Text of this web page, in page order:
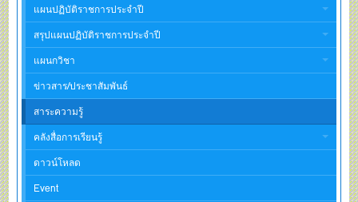
แผนปฏิบัติราชการประจำปี
สรุปแผนปฏิบัติราชการประจำปี
แผนกวิชา
ข่าวสาร/ประชาสัมพันธ์
สาระความรู้
คลังสื่อการเรียนรู้
ดาวน์โหลด
Event